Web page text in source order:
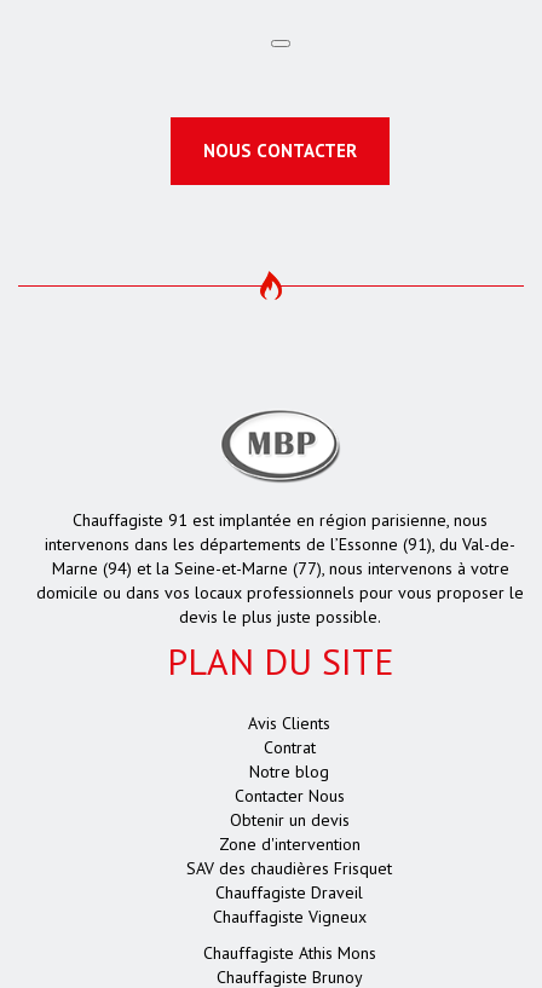
NOUS CONTACTER
Chauffagiste 91 est implantée en région parisienne, nous
intervenons dans les départements de l’Essonne (91), du Val-de-
Marne (94) et la Seine-et-Marne (77), nous intervenons à votre
domicile ou dans vos locaux professionnels pour vous proposer le
devis le plus juste possible.
PLAN DU SITE
Avis Clients
Contrat
Notre blog
Contacter Nous
Obtenir un devis
Zone d'intervention
SAV des chaudières Frisquet
Chauffagiste Draveil
Chauffagiste Vigneux
Chauffagiste Athis Mons
Chauffagiste Brunoy